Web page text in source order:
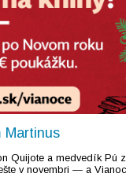
Martinus
Quijote a medvedík Pú z
v novembri — a